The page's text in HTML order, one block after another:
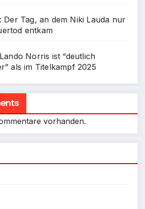
Der Tag, an dem Niki Lauda nur
entkam
Norris ist “deutlich
als im Titelkampf 2025
vorhanden.